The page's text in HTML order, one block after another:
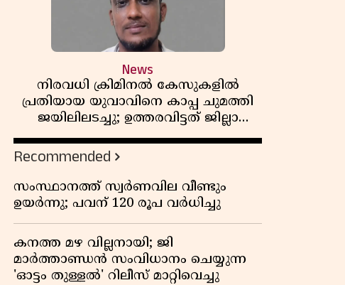
News
നിരവധി ക്രിമിനൽ കേസുകളിൽ
പ്രതിയായ യുവാവിനെ കാപ്പ ചുമത്തി
ജയിലിലടച്ചു; ഉത്തരവിട്ടത് ജില്ലാ
കളക്ടർ
Recommended
സംസ്ഥാനത്ത് സ്വര്‍ണവില വീണ്ടും
ഉയർന്നു; പവന് 120 രൂപ വര്‍ധിച്ചു
കനത്ത മഴ വില്ലനായി; ജി
മാർത്താണ്ഡൻ സംവിധാനം ചെയ്യുന്ന
'ഓട്ടം തുള്ളൽ' റിലീസ് മാറ്റിവെച്ചു